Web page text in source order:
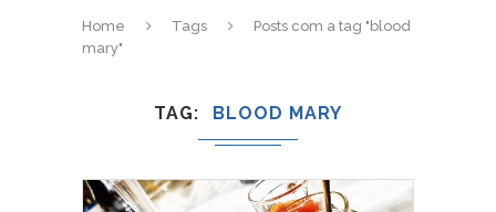
Home Tags
Posts com a tag "blood
mary"
TAG BLOOD MARY